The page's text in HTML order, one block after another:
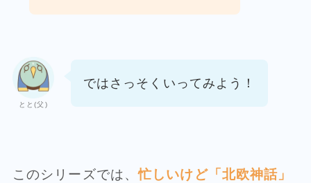
とと(父)
ではさっそくいってみよう！
このシリーズでは、忙しいけど「北欧神話」